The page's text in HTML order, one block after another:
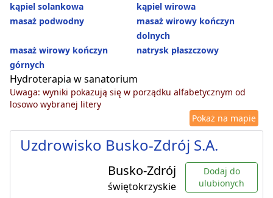
kąpiel solankowa
kąpiel wirowa
masaż podwodny
masaż wirowy kończyn
dolnych
masaż wirowy kończyn
górnych
natrysk płaszczowy
Hydroterapia w sanatorium
Uwaga: wyniki pokazują się w porządku alfabetycznym od
losowo wybranej litery
Pokaż na mapie
Uzdrowisko Busko-Zdrój S.A.
Busko-Zdrój
świętokrzyskie
Dodaj do
ulubionych